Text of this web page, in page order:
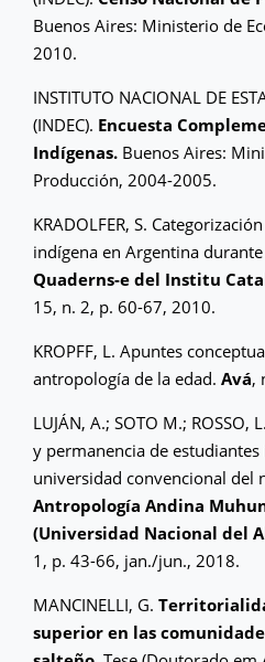
Buenos Aires: Ministerio de
2010.
INSTITUTO NACIONAL DE
(INDEC). Encuesta
Indígenas. Buenos Aires:
Producción, 2004-2005.
KRADOLFER, S.
indígena en Argentina
Quaderns-e del Institu
15, n. 2, p. 60-67, 2010.
KROPFF, L. Apuntes
antropología de la edad. Avá,
LUJÁN, A.; SOTO M.; ROSSO,
y permanencia de
universidad convencional del
Antropología Andina
(Universidad Nacional del
1, p. 43-66, jan./jun., 2018.
MANCINELLI, G.
superior en las